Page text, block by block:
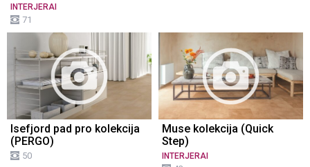
INTERJERAI
71
Isefjord pad pro kolekcija
(PERGO)
50
Muse kolekcija (Quick
Step)
INTERJERAI